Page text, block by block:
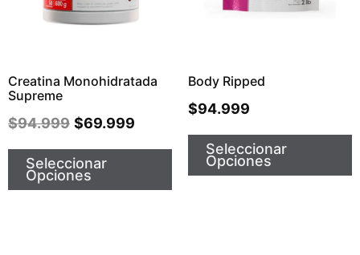
Creatina Monohidratada
Supreme
$94.999 $69.999
Seleccionar
Opciones
Body Ripped
$94.999
Seleccionar
Opciones